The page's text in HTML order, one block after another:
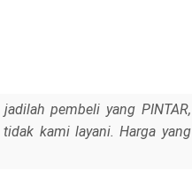
pembeli yang PINTAR,
kami layani. Harga yang